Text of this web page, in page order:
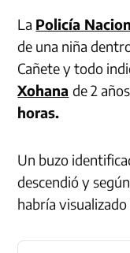
La Policía
de una niña
Cañete y todo
Xohana de 2
horas.
Un buzo
descendió y
habría